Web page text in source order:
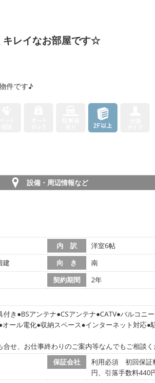
キレイなお部屋です☆
件です♪
設備・周辺情報など
内 訳
洋室6帖
建 向 き 南
契約期間 2年
付き BSアンテナ CSアンテナ CATV バルコニー
オール電化 収納スペース インターネット対応
せ、お仕事終わりのご案内等なんでもご相談く
保証会社
利用必須 初回保証
円、引落手数料440